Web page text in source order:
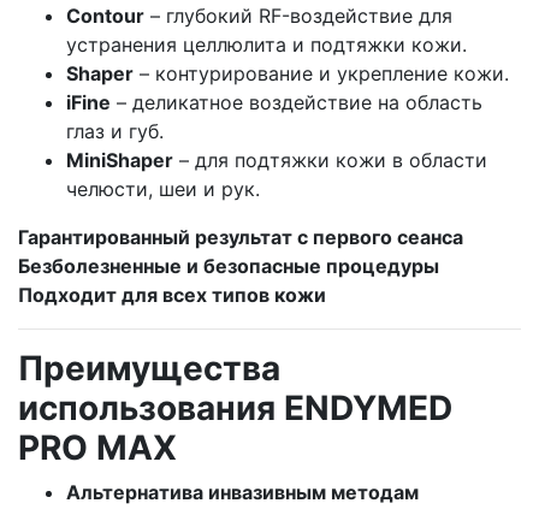
Contour – глубокий RF-воздействие для
устранения целлюлита и подтяжки кожи.
Shaper – контурирование и укрепление кожи.
iFine – деликатное воздействие на область
глаз и губ.
MiniShaper – для подтяжки кожи в области
челюсти, шеи и рук.
Гарантированный результат с первого сеанса
Безболезненные и безопасные процедуры
Подходит для всех типов кожи
Преимущества
использования ENDYMED
PRO MAX
Альтернатива инвазивным методам